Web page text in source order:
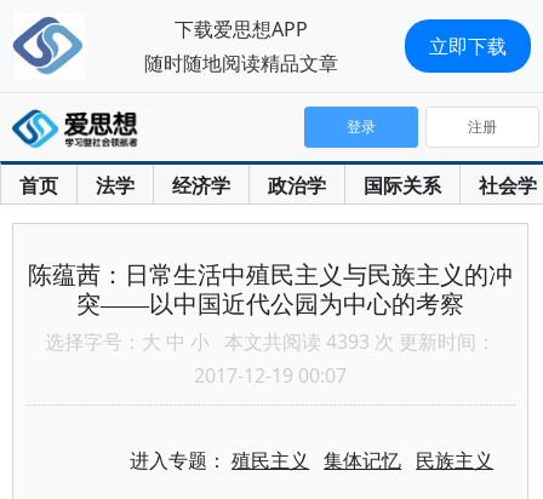
首页 法学 经济学 政治学 国际关系 社会学
登录 注册
陈蕴茜：日常生活中殖民主义与民族主义的冲
突——以中国近代公园为中心的考察
选择字号： 大 中 小 本文共阅读 4393 次 更新时间：
2017-12-19 00:07
进入专题：殖民主义 集体记忆 民族主义
下载爱思想APP
随时随地阅读精品文章
立即下载